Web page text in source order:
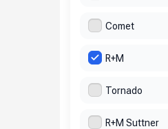
Comet
R+M
Tornado
R+M Suttner